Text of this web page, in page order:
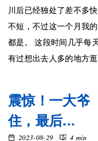
川后已经独处了差不多
不短，不过这一个月我
都是。 这段时间几乎每
有过想出去人多的地方
震惊！一大爷
住，最后...
2023-08-29
4 min